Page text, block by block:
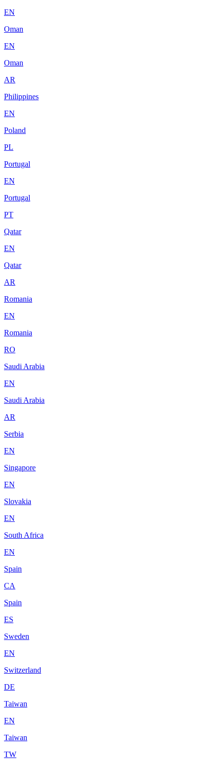
EN
Oman
EN
Oman
AR
Philippines
EN
Poland
PL
Portugal
EN
Portugal
PT
Qatar
EN
Qatar
AR
Romania
EN
Romania
RO
Saudi Arabia
EN
Saudi Arabia
AR
Serbia
EN
Singapore
EN
Slovakia
EN
South Africa
EN
Spain
CA
Spain
ES
Sweden
EN
Switzerland
DE
Taiwan
EN
Taiwan
TW